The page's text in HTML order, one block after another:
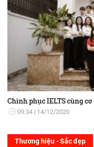
Chinh phục IELTS cùng
09:34 14/12/2020
Thương hiệu - Sắc đẹp